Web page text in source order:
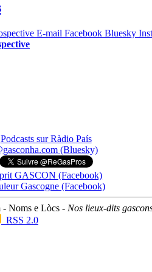
Podcasts sur Ràdio País
(Bluesky)
GASCON (Facebook)
Gascogne (Facebook)
Noms e Lòcs - Nos lieux-dits
RSS 2.0